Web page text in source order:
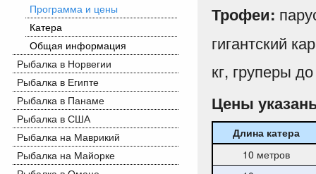
Программа и цены
Катера
Общая информация
Рыбалка в Норвегии
Рыбалка в Египте
Рыбалка в Панаме
Рыбалка в США
Рыбалка на Маврикий
Рыбалка на Майорке
Трофеи:
гигантский
кг, груперы
Цены
Длина катера
10 метров